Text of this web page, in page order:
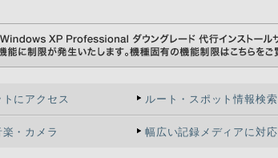
にアクセス ルート・スポット情報検索
・カメラ 幅広い記録メディアに対応